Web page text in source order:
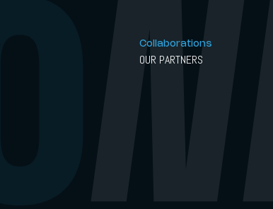
Collaborations
OUR PARTNERS